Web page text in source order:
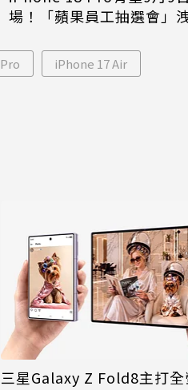
場！「蘋果員工抽選會」
iPhone 17 Air
三星Galaxy Z Fold8主打